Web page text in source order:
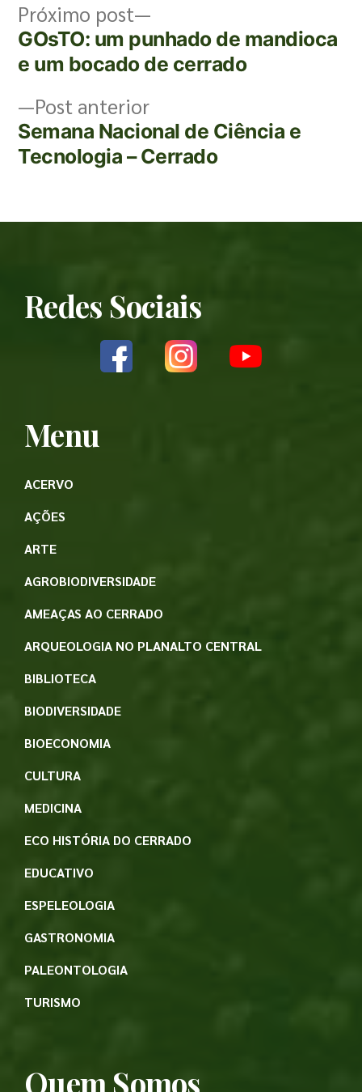
Post anterior
Semana Nacional de Ciência e
Tecnologia – Cerrado
Próximo post
GOsTO: um punhado de mandioca
e um bocado de cerrado
Redes Sociais
Menu
ACERVO
AÇÕES
ARTE
AGROBIODIVERSIDADE
AMEAÇAS AO CERRADO
ARQUEOLOGIA NO PLANALTO CENTRAL
BIBLIOTECA
BIODIVERSIDADE
BIOECONOMIA
CULTURA
MEDICINA
ECO HISTÓRIA DO CERRADO
EDUCATIVO
ESPELEOLOGIA
GASTRONOMIA
PALEONTOLOGIA
TURISMO
Quem Somos